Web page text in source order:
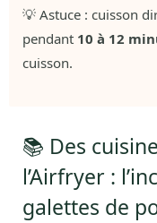
💡 Astuce : cuisson
pendant 10 à 12
cuisson.
📚 Des
l’Airfryer :
galettes de